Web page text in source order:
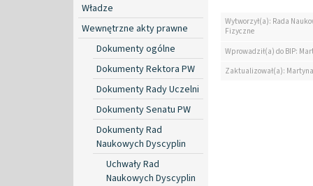
Władze
Wewnętrzne akty prawne
Dokumenty ogólne
Dokumenty Rektora PW
Dokumenty Rady Uczelni
Dokumenty Senatu PW
Dokumenty Rad
Naukowych Dyscyplin
Uchwały Rad
Naukowych Dyscyplin
Wytworzył(a): Rada
Fizyczne
Wprowadził(a) do BIP:
Zaktualizował(a):